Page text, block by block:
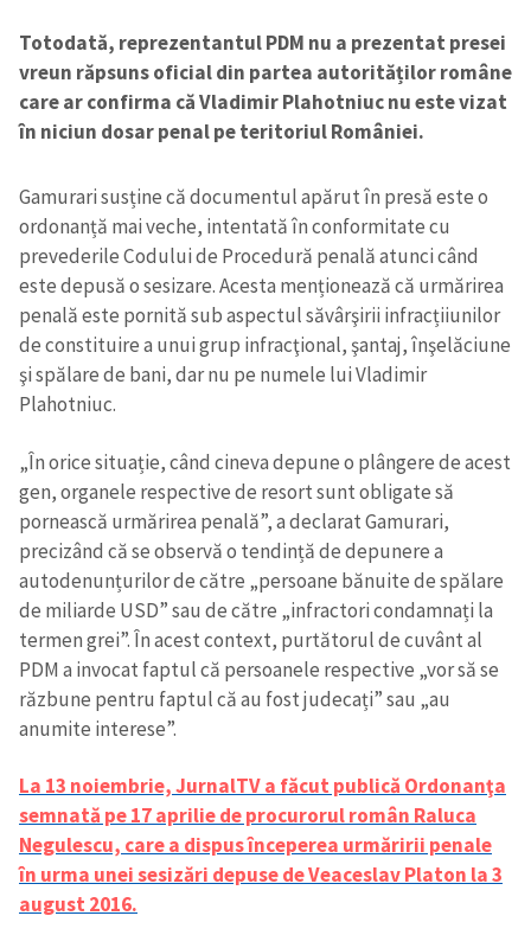
Totodată, reprezentantul PDM nu a prezentat presei
vreun răpsuns oficial din partea autorităților române
care ar confirma că Vladimir Plahotniuc nu este vizat
în niciun dosar penal pe teritoriul României.
Gamurari susține că documentul apărut în presă este o
ordonanță mai veche, intentată în conformitate cu
prevederile Codului de Procedură penală atunci când
este depusă o sesizare. Acesta menționează că urmărirea
penală este pornită sub aspectul săvârşirii infracțiiunilor
de constituire a unui grup infracţional, şantaj, înşelăciune
şi spălare de bani, dar nu pe numele lui Vladimir
Plahotniuc.
„În orice situație, când cineva depune o plângere de acest
gen, organele respective de resort sunt obligate să
pornească urmărirea penală”, a declarat Gamurari,
precizând că se observă o tendință de depunere a
autodenunțurilor de către „persoane bănuite de spălare
de miliarde USD” sau de către „infractori condamnați la
termen grei”. În acest context, purtătorul de cuvânt al
PDM a invocat faptul că persoanele respective „vor să se
răzbune pentru faptul că au fost judecați” sau „au
anumite interese”.
La 13 noiembrie, JurnalTV a făcut publică Ordonanţa
semnată pe 17 aprilie de procurorul român Raluca
Negulescu, care a dispus începerea urmăririi penale
în urma unei sesizări depuse de Veaceslav Platon la 3
august 2016.